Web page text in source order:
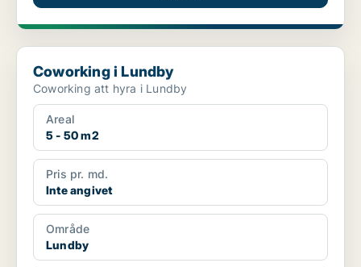
Coworking i Lundby
Coworking i Lundby
Coworking att hyra i Lundby
Areal
5 - 50 m2
Pris pr. md.
Inte angivet
Område
Lundby